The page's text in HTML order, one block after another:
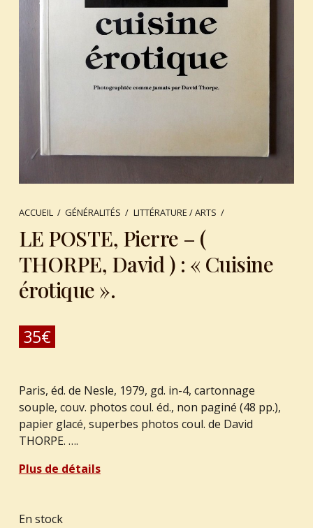
ACCUEIL / GÉNÉRALITÉS / LITTÉRATURE / ARTS /
LE POSTE, Pierre – (
THORPE, David ) : « Cuisine
érotique ».
35€
Paris, éd. de Nesle, 1979, gd. in-4, cartonnage
souple, couv. photos coul. éd., non paginé (48 pp.),
papier glacé, superbes photos coul. de David
THORPE. ….
Plus de détails
En stock